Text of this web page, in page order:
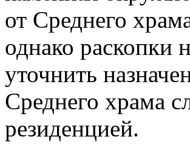
от Среднего
однако раскопки
уточнить
Среднего храма
резиденцией.